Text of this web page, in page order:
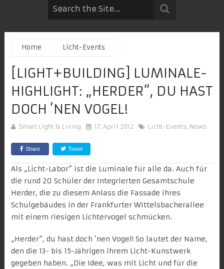
Home Licht-Events
[LIGHT+BUILDING] LUMINALE-
HIGHLIGHT: „HERDER“, DU HAST
DOCH ’NEN VOGEL!
Smart Light & Living 17. April 2012 Licht-Events, News
Share Tweet
Als „Licht-Labor“ ist die Luminale für alle da. Auch für
die rund 20 Schüler der Integrierten Gesamtschule
Herder, die zu diesem Anlass die Fassade ihres
Schulgebäudes in der Frankfurter Wittelsbacherallee
mit einem riesigen Lichtervogel schmücken.
„Herder“, du hast doch ’nen Vogel! So lautet der Name,
den die 13- bis 15-Jährigen ihrem Licht-Kunstwerk
gegeben haben. „Die Idee, was mit Licht und für die